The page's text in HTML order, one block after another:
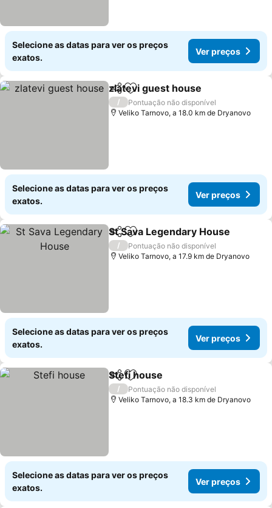
Selecione as datas para ver os preços
exatos.
Ver preços
PartilharAdicionar aos favoritos
zlatevi guest house
/
Pontuação não disponível
Veliko Tarnovo, a 18.0 km de Dryanovo
Selecione as datas para ver os preços
exatos.
Ver preços
PartilharAdicionar aos favoritos
St Sava Legendary House
/
Pontuação não disponível
Veliko Tarnovo, a 17.9 km de Dryanovo
Selecione as datas para ver os preços
exatos.
Ver preços
PartilharAdicionar aos favoritos
Stefi house
/
Pontuação não disponível
Veliko Tarnovo, a 18.3 km de Dryanovo
Selecione as datas para ver os preços
exatos.
Ver preços